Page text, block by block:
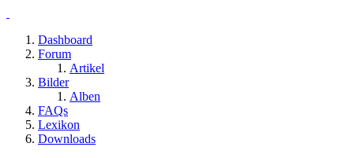
Dashboard
Forum
Artikel
Bilder
Alben
FAQs
Lexikon
Downloads